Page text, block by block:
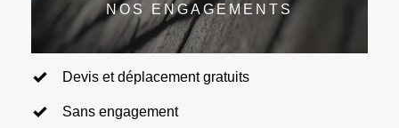
NOS ENGAGEMENTS
Devis et déplacement gratuits
Sans engagement